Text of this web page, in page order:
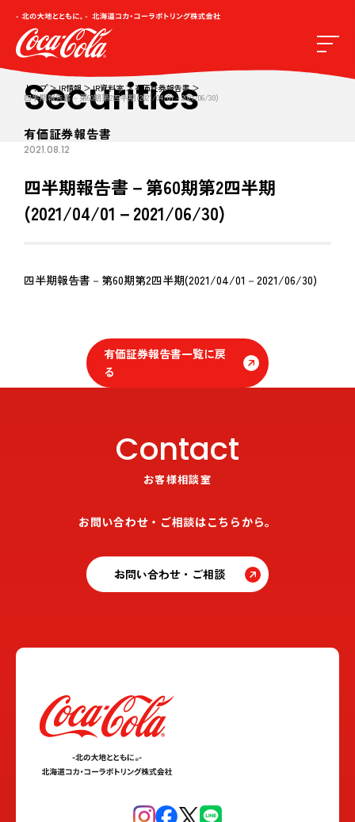
トップ IR情報 IR資料室
有価証券報告書
四半期報告書－第60期第2四半期(2021/04/01－2021/06/30)
Securities
有価証券報告書
2021.08.12
四半期報告書－第60期第2四半期
(2021/04/01－2021/06/30)
四半期報告書－第60期第2四半期(2021/04/01－2021/06/30)
有価証券報告書一覧に戻
る
Contact
お客様相談室
お問い合わせ・ご相談はこちらから。
お問い合わせ・ご相談